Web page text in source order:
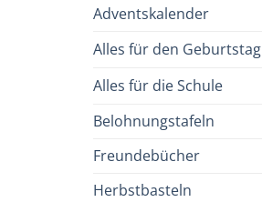
Adventskalender
Alles für den Geburtstag
Alles für die Schule
Belohnungstafeln
Freundebücher
Herbstbasteln